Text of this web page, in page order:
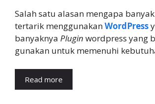
Salah satu alasan mengapa
tertarik menggunakanWordPress
banyaknya Plugin wordpress yang
gunakan untuk memenuhi
Read more